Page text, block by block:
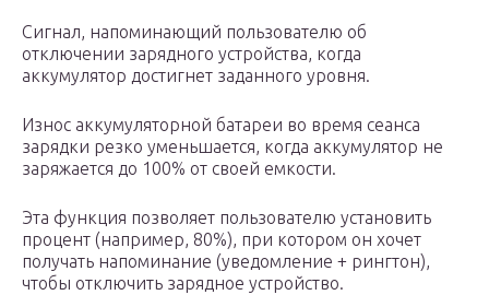
Сигнал, напоминающий пользователю об
отключении зарядного устройства, когда
аккумулятор достигнет заданного уровня.
Износ аккумуляторной батареи во время сеанса
зарядки резко уменьшается, когда аккумулятор не
заряжается до 100% от своей емкости.
Эта функция позволяет пользователю установить
процент (например, 80%), при котором он хочет
получать напоминание (уведомление + рингтон),
чтобы отключить зарядное устройство.